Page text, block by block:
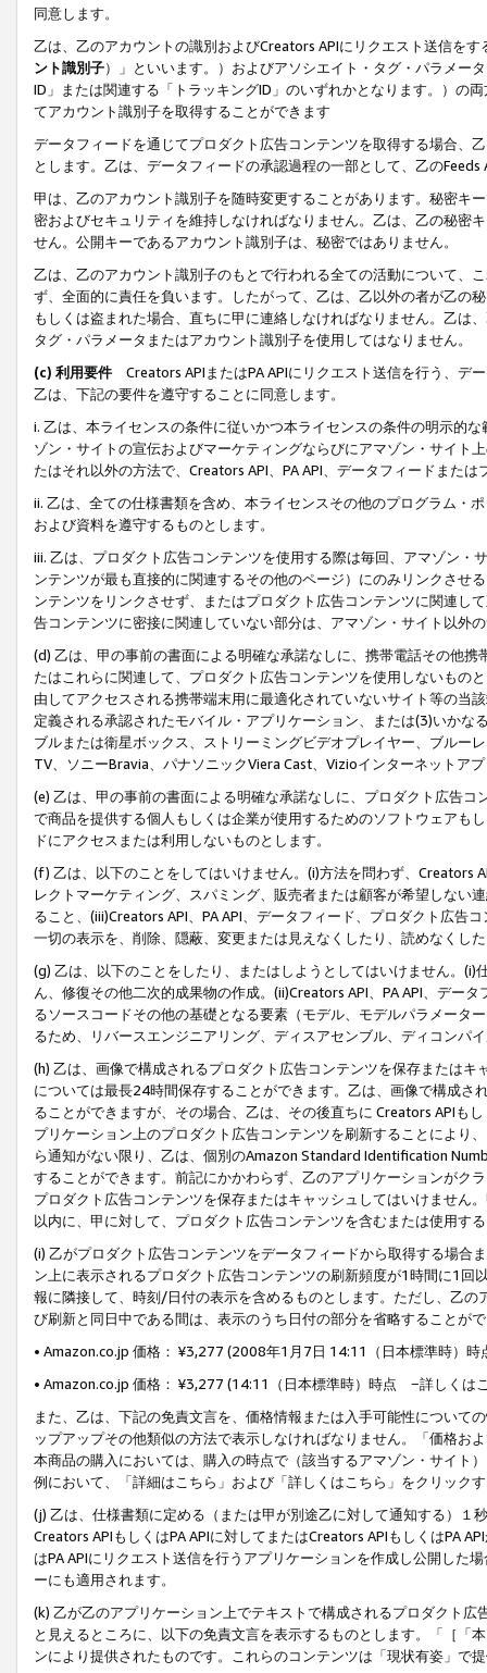
同意します。
乙は、乙のアカウントの識別およびCreators APIにリクエスト送信を
ント識別子）」といいます。）およびアソシエイト・タグ・パラメー
ID」または関連する「トラッキングID」のいずれかとなります。）の
てアカウント識別子を取得することができます
データフィードを通じてプロダクト広告コンテンツを取得する場合、
とします。乙は、データフィードの承認過程の一部として、乙の
甲は、乙のアカウント識別子を随時変更することがあります。秘密キ
密およびセキュリティを維持しなければなりません。乙は、乙の秘密
せん。公開キーであるアカウント識別子は、秘密ではありません。
乙は、乙のアカウント識別子のもとで行われる全ての活動について、
ず、全面的に責任を負います。したがって、乙は、乙以外の者が乙の
もしくは盗まれた場合、直ちに甲に連絡しなければなりません。乙は
タグ・パラメータまたはアカウント識別子を使用してはなりません。
(c) 利用要件 Creators APIまたはPA APIにリクエスト送信を行う、デ
乙は、下記の要件を遵守することに同意します。
i. 乙は、本ライセンスの条件に従いかつ本ライセンスの条件の明示的
ゾン・サイトの宣伝およびマーケティングならびにアマゾン・サイト
たはそれ以外の方法で、Creators API、PA API、データフィードまた
ii. 乙は、全ての仕様書類を含め、本ライセンスその他のプログラム・
および資料を遵守するものとします。
iii. 乙は、プロダクト広告コンテンツを使用する際は毎回、アマゾン
ンテンツが最も直接的に関連するその他のページ）にのみリンクさせ
ンテンツをリンクさせず、またはプロダクト広告コンテンツに関連し
告コンテンツに密接に関連していない部分は、アマゾン・サイト以外
(d) 乙は、甲の事前の書面による明確な承諾なしに、携帯電話その他
たはこれらに関連して、プロダクト広告コンテンツを使用しないもの
由してアクセスされる携帯端末用に最適化されていないサイト等の当
定義される承認されたモバイル・アプリケーション、または(3)いか
ブルまたは衛星ボックス、ストリーミングビデオプレイヤー、ブルー
TV、ソニーBravia、パナソニックViera Cast、Vizioインターネットア
(e) 乙は、甲の事前の書面による明確な承諾なしに、プロダクト広告
で商品を提供する個人もしくは企業が使用するためのソフトウェアも
ドにアクセスまたは利用しないものとします。
(f) 乙は、以下のことをしてはいけません。(i)方法を問わず、Creators
レクトマーケティング、スパミング、販売者または顧客が希望しない
ること、(iii)Creators API、PA API、データフィード、プロダクト広告
一切の表示を、削除、隠蔽、変更または見えなくしたり、読めなくし
(g) 乙は、以下のことをしたり、またはしようとしてはいけません。
ん、修復その他二次的成果物の作成。(ii)Creators API、PA API、デー
るソースコードその他の基礎となる要素（モデル、モデルパラメータ
るため、リバースエンジニアリング、ディスアセンブル、ディコンパ
(h) 乙は、画像で構成されるプロダクト広告コンテンツを保存または
については最長24時間保存することができます。乙は、画像で構成
ることができますが、その場合、乙は、その後直ちに Creators APIも
プリケーション上のプロダクト広告コンテンツを刷新することにより
ら通知がない限り、乙は、個別のAmazon Standard Identification
することができます。前記にかかわらず、乙のアプリケーションがク
プロダクト広告コンテンツを保存またはキャッシュしてはいけません
以内に、甲に対して、プロダクト広告コンテンツを含むまたは使用す
(i) 乙がプロダクト広告コンテンツをデータフィードから取得する場合
ン上に表示されるプロダクト広告コンテンツの刷新頻度が1時間に1
報に隣接して、時刻/日付の表示を含めるものとします。ただし、乙
び刷新と同日中である間は、表示のうち日付の部分を省略することが
• Amazon.co.jp 価格： ¥3,277 (2008年1月7日 14:11（日本標準時）
• Amazon.co.jp 価格： ¥3,277 (14:11（日本標準時）時点 −詳しくは
また、乙は、下記の免責文言を、価格情報または入手可能性について
ップアップその他類似の方法で表示しなければなりません。「価格
本商品の購入においては、購入の時点で（該当するアマゾン・サイト
例において、「詳細はこちら」および「詳しくはこちら」をクリック
(j) 乙は、仕様書類に定める（または甲が別途乙に対して通知する）
Creators APIもしくはPA APIに対してまたはCreators APIもしくはPA
はPA APIにリクエスト送信を行うアプリケーションを作成し公開した
ーにも適用されます。
(k) 乙が乙のアプリケーション上でテキストで構成されるプロダクト
と見えるところに、以下の免責文言を表示するものとします。「［「
ンにより提供されたものです。これらのコンテンツは「現状有姿」で